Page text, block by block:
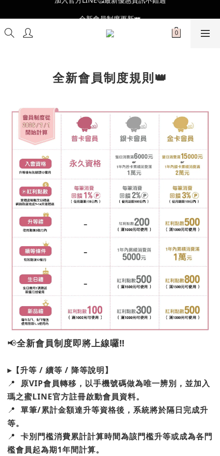
全新會員制度更新👑
全新會員制度規則👑
📢全新會員制度即將上線囉‼
▸【升等 / 續等 / 降等說明】
📍
原VIP會員轉移，以手機號碼做為唯一辨別，並加入
瑪之蜜LINE官方註冊啟動會員資料。
📍 單筆/累計金額達升等資格後，系統將於隔日完成升
等。
📍 卡別門檻消費累計計算時間為該門檻升等或成為各門
檻會員起為期1年間計算。